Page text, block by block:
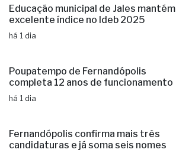
Educação municipal de Jales mantém
excelente índice no Ideb 2025
há 1 dia
Poupatempo de Fernandópolis
completa 12 anos de funcionamento
há 1 dia
Fernandópolis confirma mais três
candidaturas e já soma seis nomes